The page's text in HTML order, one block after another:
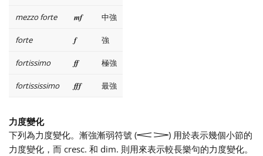
mezzo forte mf 中強
forte f 強
fortissimo ff 極強
fortississimo fff 最強
力度變化
下列為力度變化。漸強漸弱符號 (
) 用於表示幾個小節的
力度變化，而 cresc. 和 dim. 則用來表示較長樂句的力度變化。